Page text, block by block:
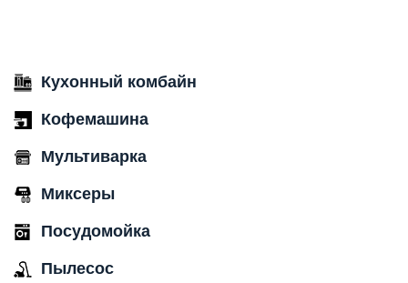
Кухонный комбайн
Кофемашина
Мультиварка
Миксеры
Посудомойка
Пылесос